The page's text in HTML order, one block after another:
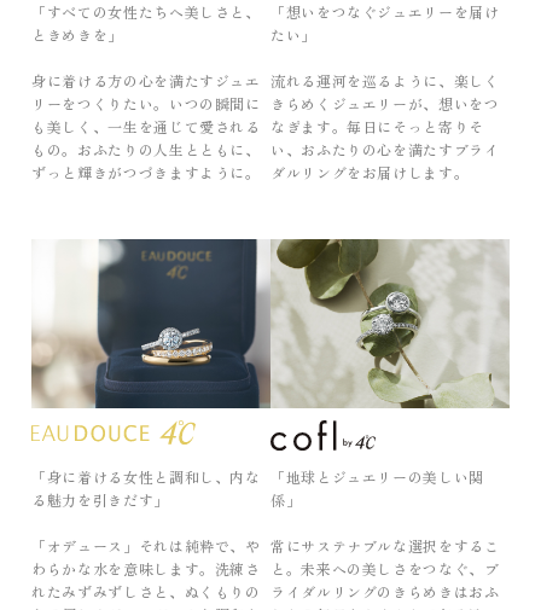
「すべての女性たちへ美しさと、
ときめきを」
身に着ける方の心を満たすジュエ
リーをつくりたい。いつの瞬間に
も美しく、一生を通じて愛される
もの。おふたりの人生とともに、
ずっと輝きがつづきますように。
「想いをつなぐジュエリーを届け
たい」
流れる運河を巡るように、楽しく
きらめくジュエリーが、想いをつ
なぎます。毎日にそっと寄りそ
い、おふたりの心を満たすブライ
ダルリングをお届けします。
「身に着ける女性と調和し、内な
る魅力を引きだす」
「オデュース」それは純粋で、や
わらかな水を意味します。洗練さ
れたみずみずしさと、ぬくもりの
「地球とジュエリーの美しい関
係」
常にサステナブルな選択をするこ
と。未来への美しさをつなぐ、ブ
ライダルリングのきらめきはおふ